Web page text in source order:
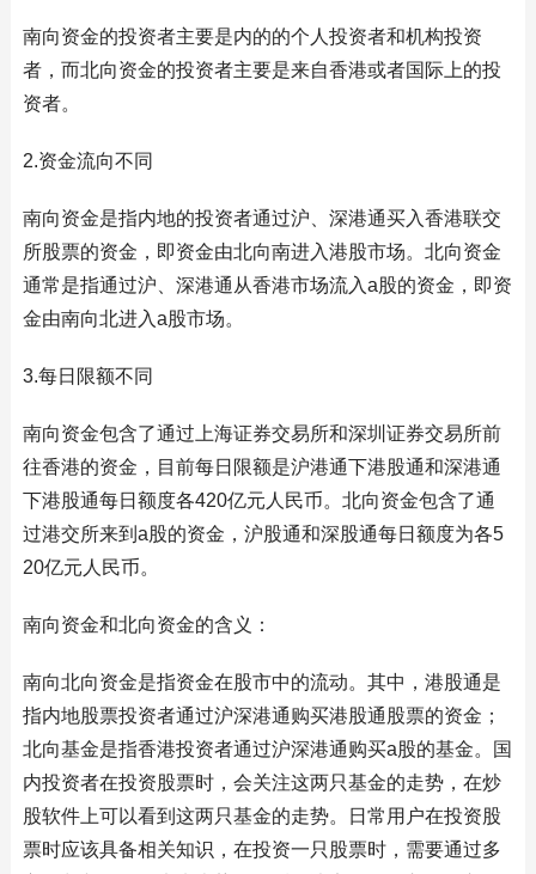
南向资金的投资者主要是内的的个人投资者和机构投资
者，而北向资金的投资者主要是来自香港或者国际上的投
资者。
2.资金流向不同
南向资金是指内地的投资者通过沪、深港通买入香港联交
所股票的资金，即资金由北向南进入港股市场。北向资金
通常是指通过沪、深港通从香港市场流入a股的资金，即资
金由南向北进入a股市场。
3.每日限额不同
南向资金包含了通过上海证券交易所和深圳证券交易所前
往香港的资金，目前每日限额是沪港通下港股通和深港通
下港股通每日额度各420亿元人民币。北向资金包含了通
过港交所来到a股的资金，沪股通和深股通每日额度为各5
20亿元人民币。
南向资金和北向资金的含义：
南向北向资金是指资金在股市中的流动。其中，港股通是
指内地股票投资者通过沪深港通购买港股通股票的资金；
北向基金是指香港投资者通过沪深港通购买a股的基金。国
内投资者在投资股票时，会关注这两只基金的走势，在炒
股软件上可以看到这两只基金的走势。日常用户在投资股
票时应该具备相关知识，在投资一只股票时，需要通过多